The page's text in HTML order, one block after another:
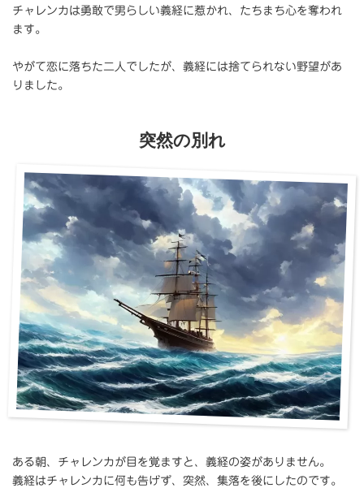
チャレンカは勇敢で男らしい義経に惹かれ、たちまち心を奪われ
ます。
やがて恋に落ちた二人でしたが、義経には捨てられない野望があ
りました。
突然の別れ
ある朝、チャレンカが目を覚ますと、義経の姿がありません。
義経はチャレンカに何も告げず、突然、集落を後にしたのです。